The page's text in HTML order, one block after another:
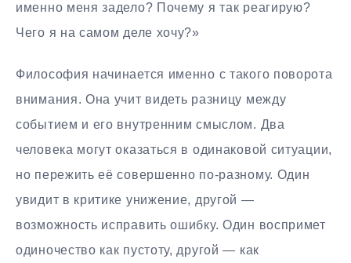
именно меня задело? Почему я так реагирую?
Чего я на самом деле хочу?»
Философия начинается именно с такого поворота
внимания. Она учит видеть разницу между
событием и его внутренним смыслом. Два
человека могут оказаться в одинаковой ситуации,
но пережить её совершенно по-разному. Один
увидит в критике унижение, другой —
возможность исправить ошибку. Один воспримет
одиночество как пустоту, другой — как